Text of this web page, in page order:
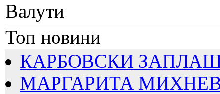
Валути
Топ новини
КАРБОВСКИ
МАРГАРИТА